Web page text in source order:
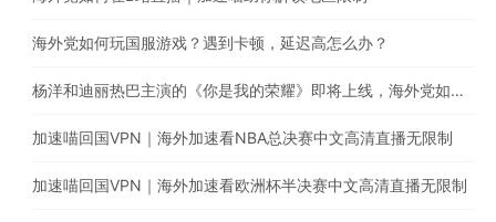
海外党如何玩国服游戏？遇到卡顿，延迟高怎么办？
杨洋和迪丽热巴主演的《你是我的荣耀》即将上线，海外党如何翻墙回国观看腾讯电视剧
加速喵回国VPN｜海外加速看NBA总决赛中文高清直播无限制
加速喵回国VPN｜海外加速看欧洲杯半决赛中文高清直播无限制